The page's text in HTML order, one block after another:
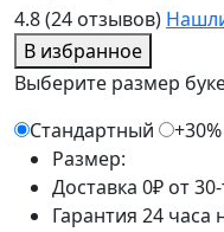
4.8(24 отзывов)
В избранное
Выберите размер
Стандартный
Размер:
Доставка 0₽ от
Гарантия 24 часа